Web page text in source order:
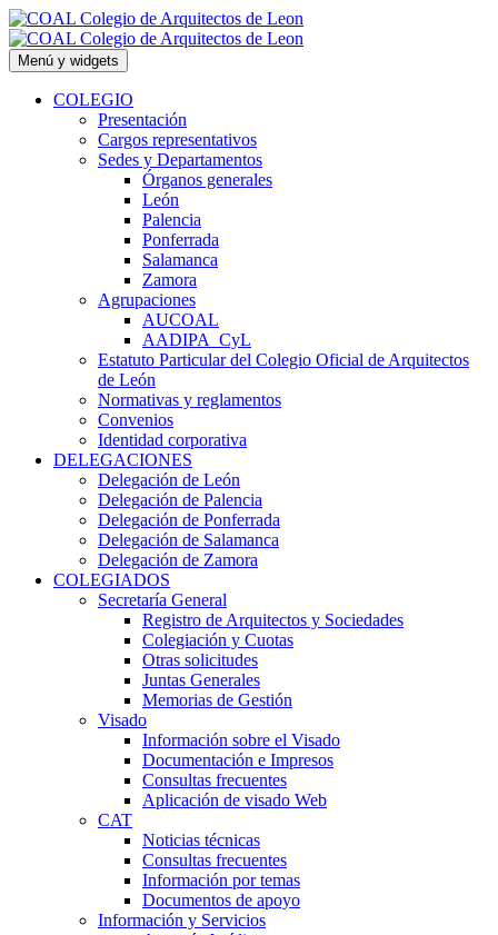
Saltar
al
contenido
Menú y widgets
COLEGIO
Presentación
Cargos representativos
Sedes y Departamentos
Órganos generales
León
Palencia
Ponferrada
Salamanca
Zamora
Agrupaciones
AUCOAL
AADIPA_CyL
Estatuto Particular del Colegio Oficial de Arquitectos
de León
Normativas y reglamentos
Convenios
Identidad corporativa
DELEGACIONES
Delegación de León
Delegación de Palencia
Delegación de Ponferrada
Delegación de Salamanca
Delegación de Zamora
COLEGIADOS
Secretaría General
Registro de Arquitectos y Sociedades
Colegiación y Cuotas
Otras solicitudes
Juntas Generales
Memorias de Gestión
Visado
Información sobre el Visado
Documentación e Impresos
Consultas frecuentes
Aplicación de visado Web
CAT
Noticias técnicas
Consultas frecuentes
Información por temas
Documentos de apoyo
Información y Servicios